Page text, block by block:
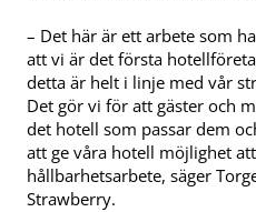
– Det här är ett arbete som
att vi är det första
detta är helt i linje med vår
Det gör vi för att gäster och
det hotell som passar dem
att ge våra hotell möjlighet
hållbarhetsarbete, säger
Strawberry.